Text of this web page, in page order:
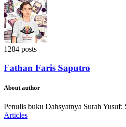
1284 posts
Fathan Faris Saputro
About author
Penulis buku Dahsyatnya Surah
Articles